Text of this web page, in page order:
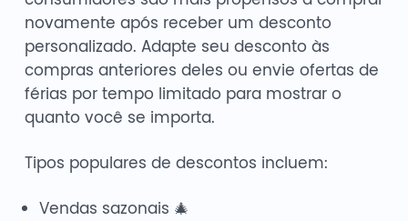
novamente após receber um desconto
personalizado. Adapte seu desconto às
compras anteriores deles ou envie ofertas de
férias por tempo limitado para mostrar o
quanto você se importa.
Tipos populares de descontos incluem:
Vendas sazonais 🎄